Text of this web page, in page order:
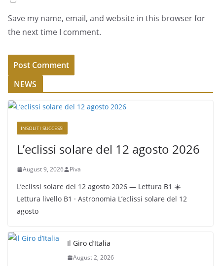
Save my name, email, and website in this browser for
the next time I comment.
NEWS
INSOLITI SUCCESSI
L’eclissi solare del 12 agosto 2026
August 9, 2026 Piva
L’eclissi solare del 12 agosto 2026 — Lettura B1 ☀️
Lettura livello B1 · Astronomia L’eclissi solare del 12
agosto
Il Giro d’Italia
August 2, 2026